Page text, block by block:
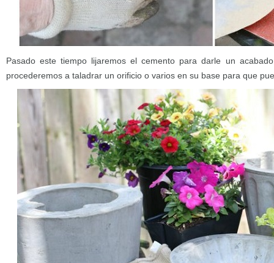
Pasado este tiempo lijaremos el cemento para darle un
procederemos a taladrar un orificio o varios en su base para que